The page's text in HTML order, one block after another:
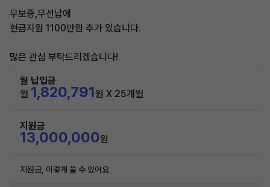
무보증,무선납에
현금지원 1100만원 추가 있습니다.
많은 관심 부탁드리겠습니다!
월 납입금
월 1,820,791원 X 25개월
지원금
13,000,000원
지원금, 이렇게 쓸 수 있어요